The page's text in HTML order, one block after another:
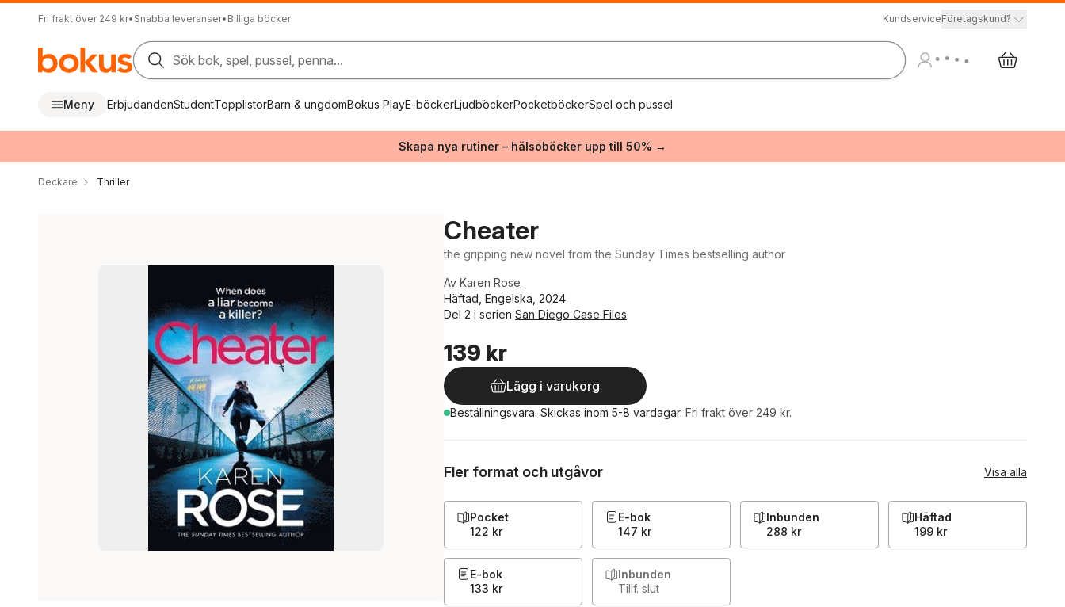
Fri frakt över 249 kr• Snabba leveranser• Billiga böcker KundserviceFöretagskund?
Sök bok, spel, pussel, penna...
Meny ErbjudandenStudentTopplistorBarn & ungdomBokus PlayE-böckerLjudböckerPocketböckerSpel och pussel
Skapa nya rutiner – hälsoböcker upp till 50% →
Deckare Thriller
Cheater
the gripping new novel from the Sunday Times bestselling author
Av Karen Rose
Häftad, Engelska, 2024
Del 2 i serien San Diego Case Files
139 kr
Lägg i varukorg
Beställningsvara. Skickas inom 5-8 vardagar. Fri frakt över 249 kr.
Fler format och utgåvor Visa alla
Pocket
122 kr
E-bok
147 kr
Inbunden
288 kr
Häftad
199 kr
E-bok
133 kr
Inbunden
Tillf. slut